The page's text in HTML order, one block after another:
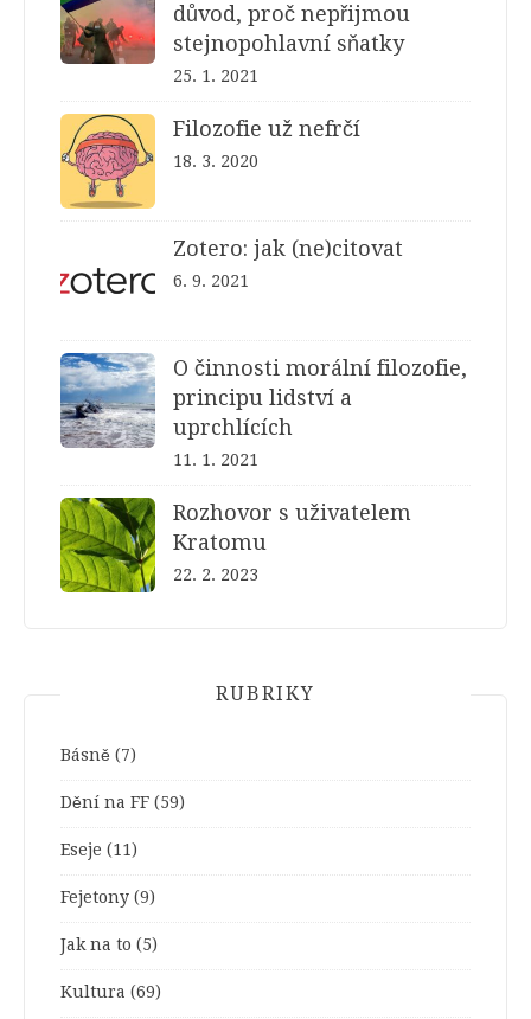
důvod, proč nepřijmou
stejnopohlavní sňatky
25. 1. 2021
Filozofie už nefrčí
18. 3. 2020
Zotero: jak (ne)citovat
6. 9. 2021
O činnosti morální filozofie,
principu lidství a
uprchlících
11. 1. 2021
Rozhovor s uživatelem
Kratomu
22. 2. 2023
RUBRIKY
Básně (7)
Dění na FF (59)
Eseje (11)
Fejetony (9)
Jak na to (5)
Kultura (69)